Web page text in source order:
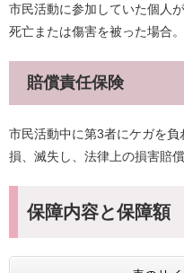
市民活動に参加していた個人
死亡または傷害を被った場合。
賠償責任保険
市民活動中に第3者にケガを
損、滅失し、法律上の損害賠
保障内容と保障額